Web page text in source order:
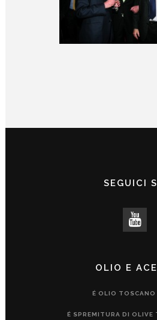
SEGUICI
OLIO E
É OLIO TOSCANO
É SPREMITURA DI OLIVE